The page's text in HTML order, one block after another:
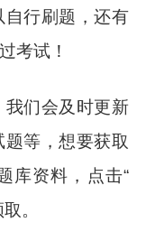
行刷题，还有
考试！
们会及时更新
等，想要获取
库资料，点击“
。